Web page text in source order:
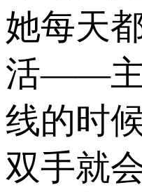
她每天
活——主
线的时
双手就